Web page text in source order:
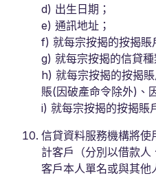
d) 出生日期；
e) 通訊地址；
f) 就每宗按揭的按揭賬
g) 就每宗按揭的信貸種
h) 就每宗按揭的按揭
賬(因破產命令除外)、
i) 就每宗按揭的按揭賬
信貸資料服務機構將使
計客戶（分別以借款
客戶本人單名或與其他